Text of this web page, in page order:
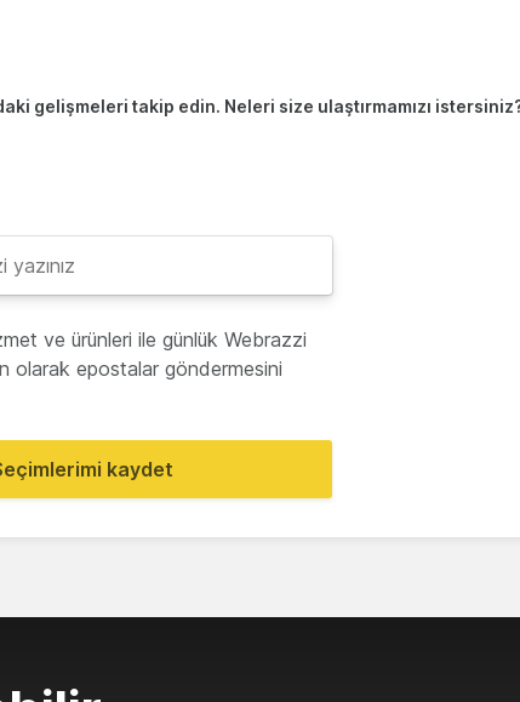
gelişmeleri takip edin. Neleri size ulaştırmamızı
ve ürünleri ile günlük Webrazzi
olarak epostalar göndermesini
kaydet